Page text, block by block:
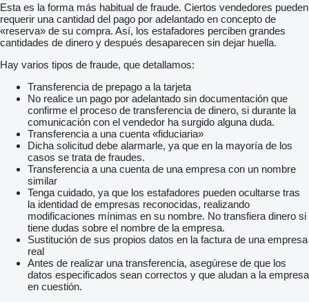
Esta es la forma más habitual de fraude. Ciertos vendedores pueden
requerir una cantidad del pago por adelantado en concepto de
«reserva» de su compra. Así, los estafadores perciben grandes
cantidades de dinero y después desaparecen sin dejar huella.
Hay varios tipos de fraude, que detallamos:
Transferencia de prepago a la tarjeta
No realice un pago por adelantado sin documentación que
confirme el proceso de transferencia de dinero, si durante la
comunicación con el vendedor ha surgido alguna duda.
Transferencia a una cuenta «fiduciaria»
Dicha solicitud debe alarmarle, ya que en la mayoría de los
casos se trata de fraudes.
Transferencia a una cuenta de una empresa con un nombre
similar
Tenga cuidado, ya que los estafadores pueden ocultarse tras
la identidad de empresas reconocidas, realizando
modificaciones mínimas en su nombre. No transfiera dinero si
tiene dudas sobre el nombre de la empresa.
Sustitución de sus propios datos en la factura de una empresa
real
Antes de realizar una transferencia, asegúrese de que los
datos especificados sean correctos y que aludan a la empresa
en cuestión.